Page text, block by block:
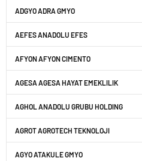
ADGYO ADRA GMYO
AEFES ANADOLU EFES
AFYON AFYON CIMENTO
AGESA AGESA HAYAT EMEKLILIK
AGHOL ANADOLU GRUBU HOLDING
AGROT AGROTECH TEKNOLOJI
AGYO ATAKULE GMYO